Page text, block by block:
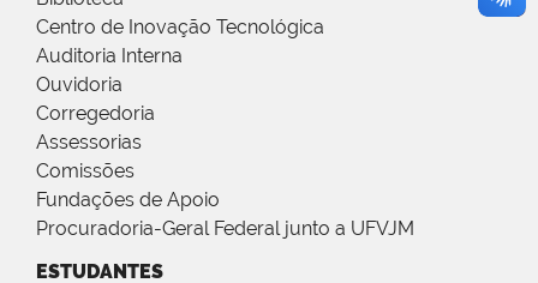
Centro de Inovação Tecnológica
Auditoria Interna
Ouvidoria
Corregedoria
Assessorias
Comissões
Fundações de Apoio
Procuradoria-Geral Federal junto a UFVJM
ESTUDANTES